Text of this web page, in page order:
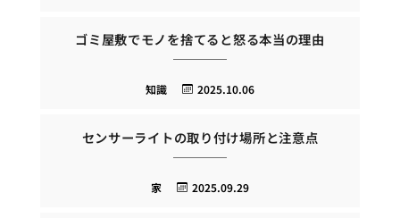
ゴミ屋敷でモノを捨てると怒る本当の理由
2025.10.06
知識
センサーライトの取り付け場所と注意点
2025.09.29
家